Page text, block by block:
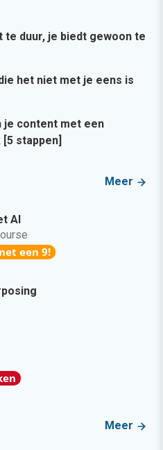
te duur, je biedt gewoon te
het niet met je eens is
je content met een
stappen]
Meer
AI
een 9!
Meer